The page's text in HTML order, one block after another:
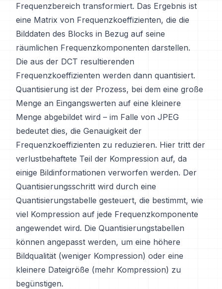
Frequenzbereich transformiert. Das Ergebnis ist
eine Matrix von Frequenzkoeffizienten, die die
Bilddaten des Blocks in Bezug auf seine
räumlichen Frequenzkomponenten darstellen.
Die aus der DCT resultierenden
Frequenzkoeffizienten werden dann quantisiert.
Quantisierung ist der Prozess, bei dem eine große
Menge an Eingangswerten auf eine kleinere
Menge abgebildet wird – im Falle von JPEG
bedeutet dies, die Genauigkeit der
Frequenzkoeffizienten zu reduzieren. Hier tritt der
verlustbehaftete Teil der Kompression auf, da
einige Bildinformationen verworfen werden. Der
Quantisierungsschritt wird durch eine
Quantisierungstabelle gesteuert, die bestimmt, wie
viel Kompression auf jede Frequenzkomponente
angewendet wird. Die Quantisierungstabellen
können angepasst werden, um eine höhere
Bildqualität (weniger Kompression) oder eine
kleinere Dateigröße (mehr Kompression) zu
begünstigen.